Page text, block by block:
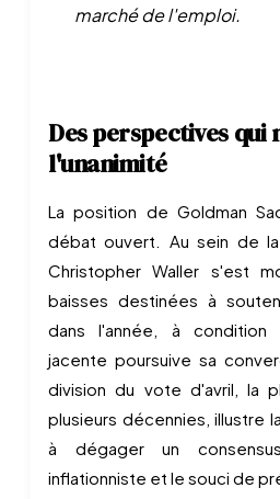
marché de l'emploi.
Des perspectives qui
l'unanimité
La position de Goldman
débat ouvert. Au sein de
Christopher Waller s'est
baisses destinées à
dans l'année, à condition
jacente poursuive sa
division du vote d'avril, la
plusieurs décennies, illustre
à dégager un
inflationniste et le souci de